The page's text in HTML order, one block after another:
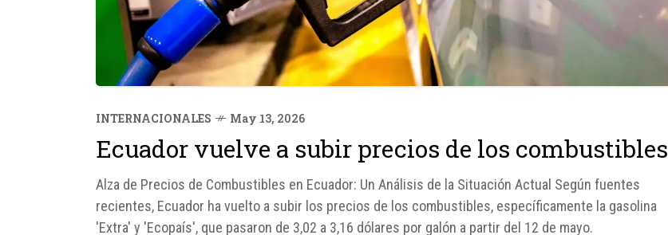
INTERNACIONALES May 13, 2026
Ecuador vuelve a subir precios de los combustibles
Alza de Precios de Combustibles en Ecuador: Un Análisis de la Situación Actual Según fuentes
recientes, Ecuador ha vuelto a subir los precios de los combustibles, específicamente la gasolina
'Extra' y 'Ecopaís', que pasaron de 3,02 a 3,16 dólares por galón a partir del 12 de mayo.